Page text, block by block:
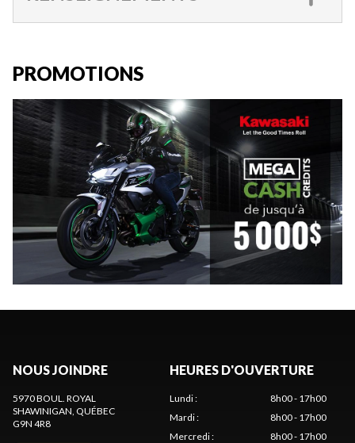
PROMOTIONS
NOUS JOINDRE
5970 BOUL. ROYAL
SHAWINIGAN , QUÉBEC
G9N 4R8
HEURES D'OUVERTURE
Lundi:
8h00 - 17h00
Mardi:
8h00 - 17h00
Mercredi:
8h00 - 17h00